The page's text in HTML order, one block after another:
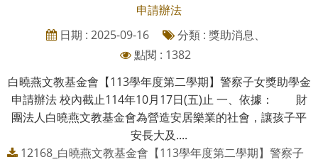
申請辦法
日期 : 2025-09-16
分類 : 獎助消息、
點閱 : 1382
白曉燕文教基金會【113學年度第二學期】警察子女獎助學金
申請辦法 校內截止114年10月17日(五)止 一、依據： 財
團法人白曉燕文教基金會為營造安居樂業的社會，讓孩子平
安長大及....
12168_白曉燕文教基金會【113學年度第二學期】警察子